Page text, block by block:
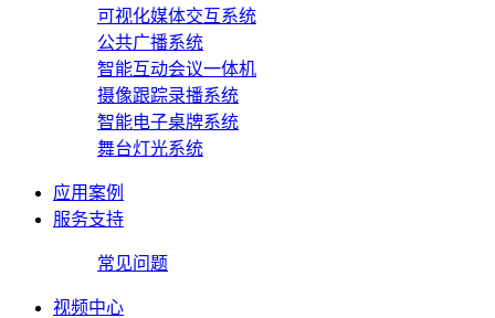
可视化媒体交互系统
公共广播系统
智能互动会议一体机
摄像跟踪录播系统
智能电子桌牌系统
舞台灯光系统
应用案例
服务支持
常见问题
视频中心